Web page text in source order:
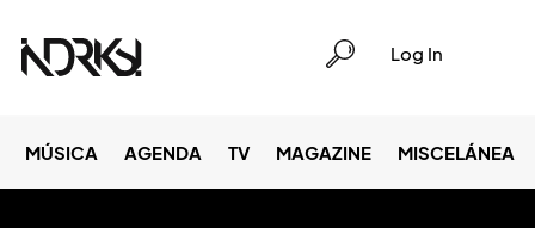
Log In
MÚSICA AGENDA TV MAGAZINE MISCELÁNEA